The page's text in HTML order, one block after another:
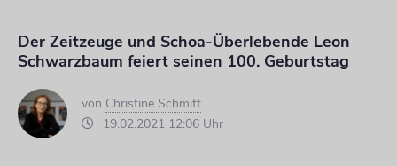
Der Zeitzeuge und Schoa-Überlebende Leon
Schwarzbaum feiert seinen 100. Geburtstag
von Christine Schmitt
19.02.2021 12:06 Uhr